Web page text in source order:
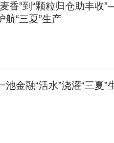
香”到“颗粒归仓助丰
航“三夏”生产
金融“活水”浇灌“三夏”